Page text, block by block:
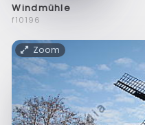
Windmühle
f10196
Zoom